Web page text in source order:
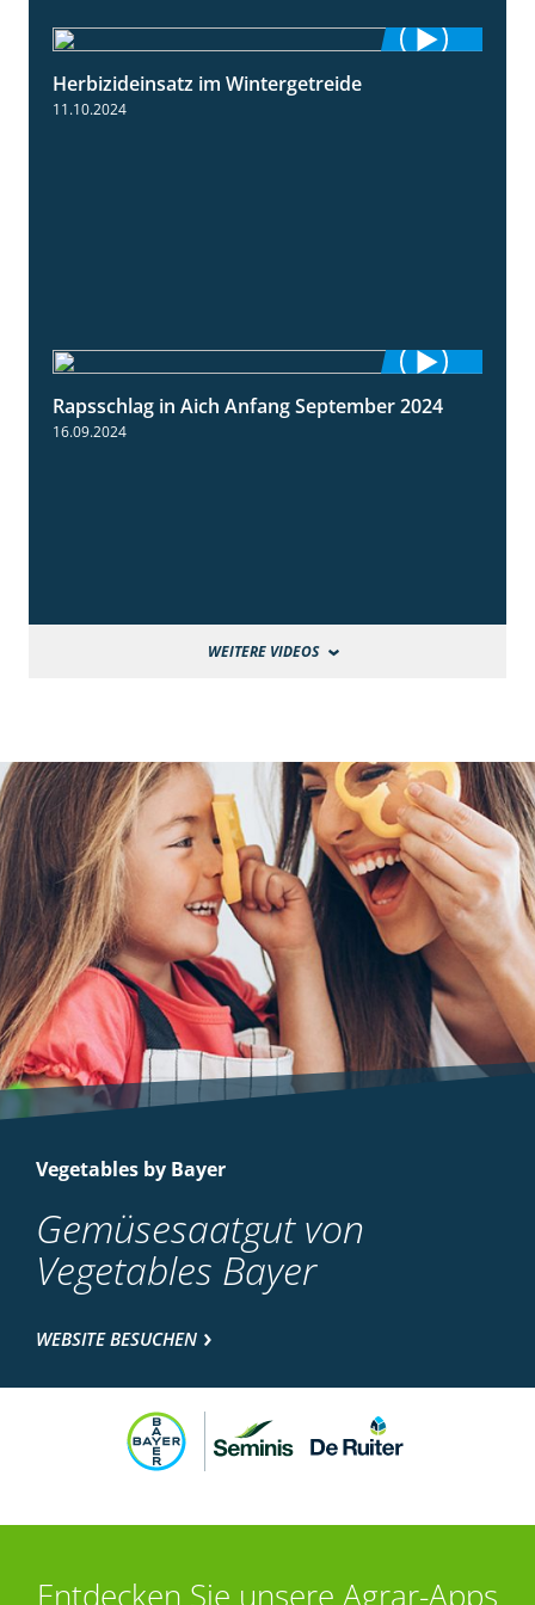
Herbizideinsatz im Wintergetreide
11.10.2024
1:50
Rapsschlag in Aich Anfang September 2024
16.09.2024
WEITERE VIDEOS
Vegetables by Bayer
Gemüsesaatgut von
Vegetables Bayer
WEBSITE BESUCHEN
Entdecken Sie unsere Agrar-Apps